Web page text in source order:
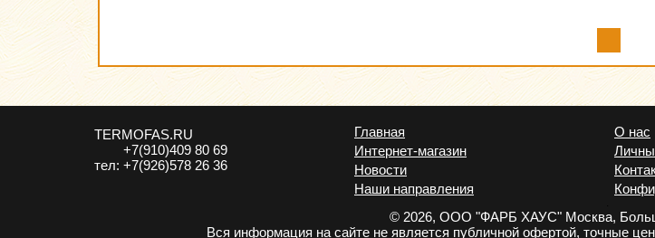
TERMOFAS.RU
тел:
+7(910)409 80 69
+7(926)578 26 36
Главная
Интернет-магазин
Новости
Наши направления
О нас
© 2026, ООО "ФАРБ ХАУС" Москва,
Вся информация на сайте не является публичной офертой, точные